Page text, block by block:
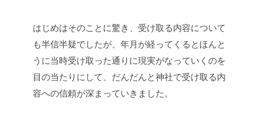
はじめはそのことに驚き、受け取る内容について
も半信半疑でしたが、年月が経ってくるとほんと
うに当時受け取った通りに現実がなっていくのを
目の当たりにして、だんだんと神社で受け取る内
容への信頼が深まっていきました。